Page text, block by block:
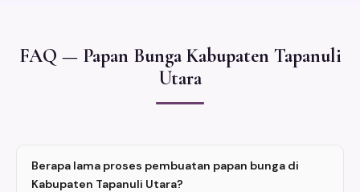
FAQ — Papan Bunga Kabupaten Tapanuli
Utara
Berapa lama proses pembuatan papan bunga di
Kabupaten Tapanuli Utara?